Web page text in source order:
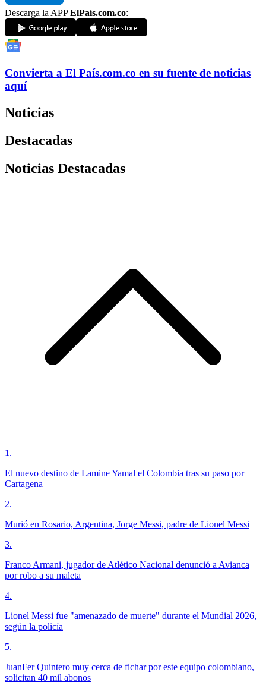
Descarga la APPElPaís.com.co:
Convierta a El País.com.co en su fuente de noticias
aquí
Noticias
Destacadas
Noticias Destacadas
1 .
El nuevo destino de Lamine Yamal el Colombia tras su paso por
Cartagena
2.
Murió en Rosario, Argentina, Jorge Messi, padre de Lionel Messi
3.
Franco Armani, jugador de Atlético Nacional denunció a Avianca
por robo a su maleta
4.
Lionel Messi fue "amenazado de muerte" durante el Mundial 2026,
según la policía
5.
JuanFer Quintero muy cerca de fichar por este equipo colombiano,
solicitan 40 mil abonos